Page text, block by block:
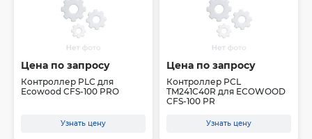
Цена по запросу
Контроллер PLC для
Ecowood CFS-100 PRO
Узнать цену
Цена по запросу
Контроллер PCL
TM241C40R для ECOWOOD
CFS-100 PR
Узнать цену